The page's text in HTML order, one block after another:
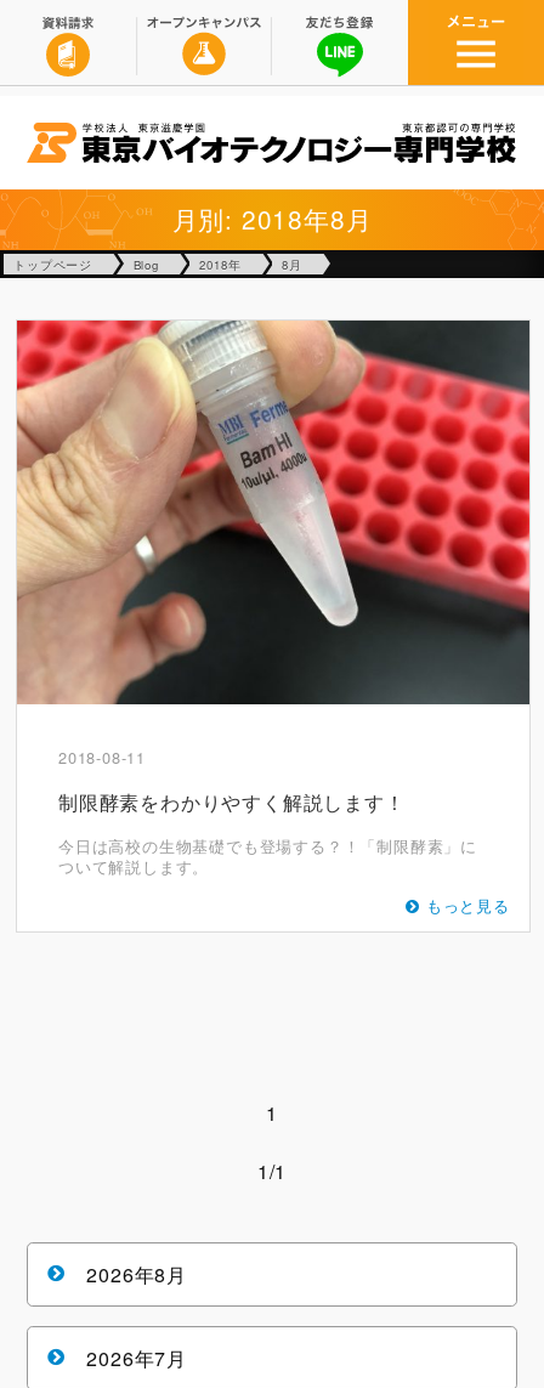
月別: 2018年8月
トップページ Blog 2018年 8月
2018-08-11
制限酵素をわかりやすく解説します！
今日は高校の生物基礎でも登場する？！「制限酵素」に
ついて解説します。
もっと見る
1
1/1
2026年8月
2026年7月